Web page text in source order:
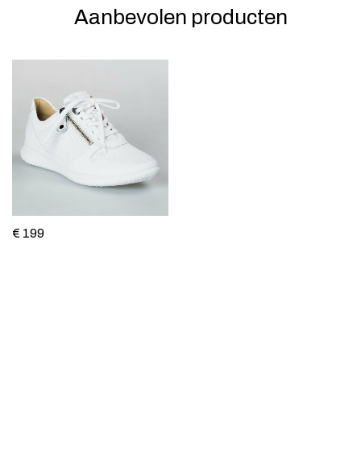
Aanbevolen producten
€ 199